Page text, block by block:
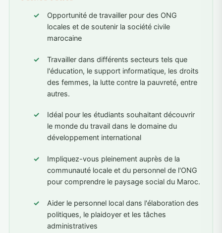
Opportunité de travailler pour des ONG
locales et de soutenir la société civile
marocaine
Travailler dans différents secteurs tels que
l'éducation, le support informatique, les droits
des femmes, la lutte contre la pauvreté, entre
autres.
Idéal pour les étudiants souhaitant découvrir
le monde du travail dans le domaine du
développement international
Impliquez-vous pleinement auprès de la
communauté locale et du personnel de l'ONG
pour comprendre le paysage social du Maroc.
Aider le personnel local dans l'élaboration des
politiques, le plaidoyer et les tâches
administratives